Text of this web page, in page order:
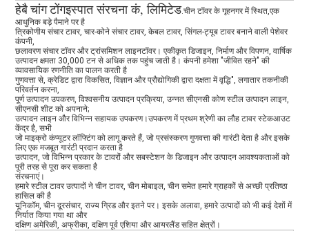
हेबै चांग टोंगइस्पात संरचना कं, लिमिटेड.चीन टॉवर के गृहनगर में स्थित,एक
आधुनिक बड़े पैमाने पर है
त्रिकोणीय संचार टावर, चार-कोने संचार टावर, केबल टावर, सिंगल-ट्यूब टावर बनाने वाली पेशेवर
कंपनी,
छलावरण संचार टॉवर और ट्रांसमिशन लाइनटॉवर। एकीकृत डिजाइन, निर्माण और विपणन, वार्षिक
उत्पादन क्षमता 30,000 टन से अधिक तक पहुंच जाती है। कंपनी हमेशा "जीवित रहने" की
व्यावसायिक रणनीति का पालन करती है
गुणवत्ता से, क्रेडिट द्वारा विकसित, विज्ञान और प्रौद्योगिकी द्वारा दक्षता में वृद्धि", लगातार तकनीकी
परिवर्तन करना,
पूर्ण उत्पादन उपकरण, विश्वसनीय उत्पादन प्रक्रिया, उन्नत सीएनसी कोण स्टील उत्पादन लाइन,
सीएनसी शीट को अपनाने;
उत्पादन लाइन और विभिन्न सहायक उपकरण।उपकरण में प्रथम श्रेणी का लौह टावर स्टेकआउट
केंद्र है, सभी
जो माइक्रो कंप्यूटर लॉफ्टिंग को लागू करते हैं, जो प्रसंस्करण गुणवत्ता की गारंटी देता है और इसके
लिए एक मजबूत गारंटी प्रदान करता है
उत्पादन, जो विभिन्न प्रकार के टावरों और सबस्टेशन के डिजाइन और उत्पादन आवश्यकताओं को
पूरी तरह से पूरा कर सकता है
संरचनाएं।
हमारे स्टील टावर उत्पादों ने चीन टावर, चीन मोबाइल, चीन समेत हमारे ग्राहकों से अच्छी प्रतिष्ठा
हासिल की है
यूनिकॉम, चीन दूरसंचार, राज्य ग्रिड और इतने पर। इसके अलावा, हमारे उत्पादों को भी कई देशों में
निर्यात किया गया था और
दक्षिण अमेरिकी, अफ्रीका, दक्षिण पूर्व एशिया और आयरलैंड सहित क्षेत्रों।